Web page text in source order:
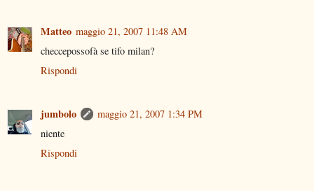
Matteo maggio 21, 2007 11:48 AM
checcepossofà se tifo milan?
Rispondi
jumbolo
maggio 21, 2007 1:34 PM
niente
Rispondi